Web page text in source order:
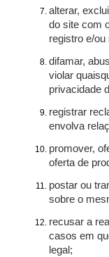
alterar,
do site com
registro e/ou
difamar,
violar
privacidade
registrar
envolva
promover,
oferta de
postar ou
sobre o
recusar a
casos em
legal;